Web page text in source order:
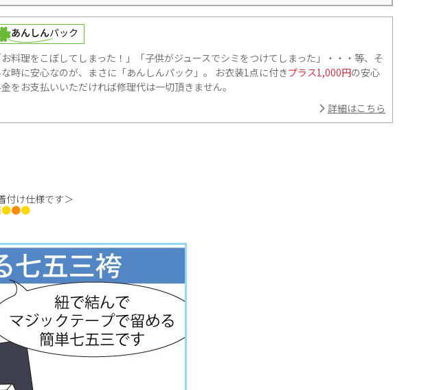
お料理をこぼしてしまった！」「子供がジュースでシミをつけてしまった」・・・等、そ
時に安心なのが、まさに「あんしんパック」。 お衣装1点に付きプラス1,000円の安心
をお支払いいただければ修理代は一切頂きません。
詳細はこちら
付け仕様です＞
●●●